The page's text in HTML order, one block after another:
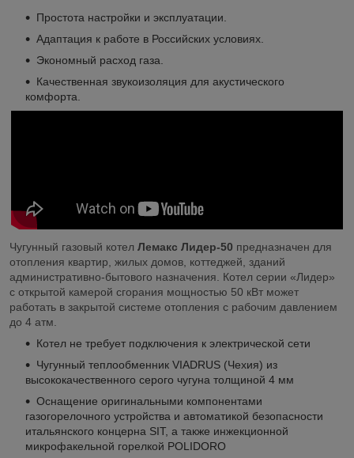
Простота настройки и эксплуатации.
Адаптация к работе в Российских условиях.
Экономный расход газа.
Качественная звукоизоляция для акустического
комфорта.
Чугунный газовый котел Лемакс Лидер-50 предназначен для
отопления квартир, жилых домов, коттеджей, зданий
административно-бытового назначения. Котел серии «Лидер»
с открытой камерой сгорания мощностью 50 кВт может
работать в закрытой системе отопления с рабочим давлением
до 4 атм.
Котел не требует подключения к электрической сети
Чугунный теплообменник VIADRUS (Чехия) из
высококачественного серого чугуна толщиной 4 мм
Оснащение оригинальными компонентами
газогорелочного устройства и автоматикой безопасности
итальянского концерна SIT, а также инжекционной
микрофакельной горелкой POLIDORO